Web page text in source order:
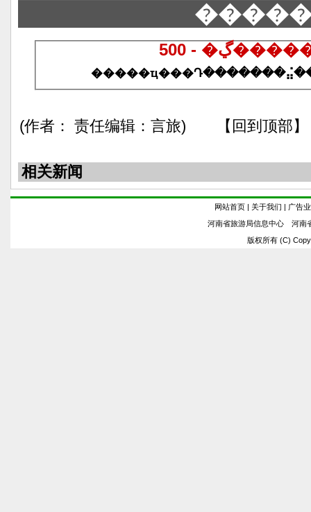
(作者： 责任编辑：言旅) 【回到顶部】
相关新闻
网站首页 | 关于我们 | 广告
河南省旅游局信息中心 河
版权所有 (C)